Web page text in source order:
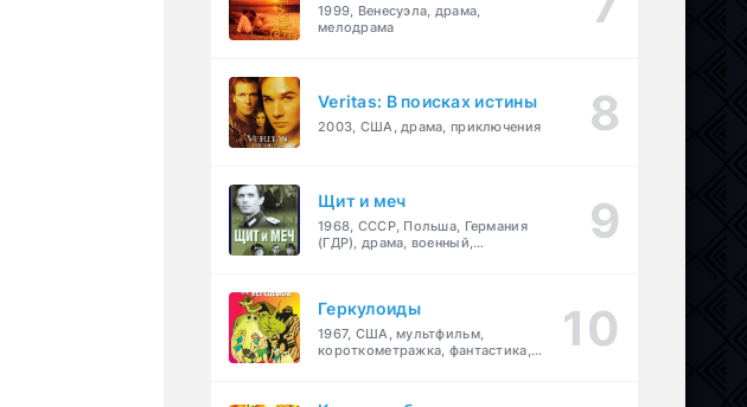
1999, Венесуэла, драма,
мелодрама
Veritas: В поисках истины
2003, США, драма, приключения
Щит и меч
1968, СССР, Польша, Германия
(ГДР), драма, военный,
Геркулоиды
1967, США, мультфильм,
короткометражка, фантастика,